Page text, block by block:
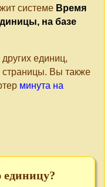
системе Время
на базе
единиц,
Вы также
минута на